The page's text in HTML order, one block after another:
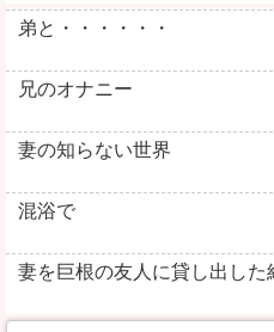
弟と・・・・・・
兄のオナニー
妻の知らない世界
混浴で
妻を巨根の友人に貸し出し